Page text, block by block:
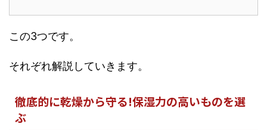
この3つです。
それぞれ解説していきます。
徹底的に乾燥から守る!保湿力の高いものを選
ぶ